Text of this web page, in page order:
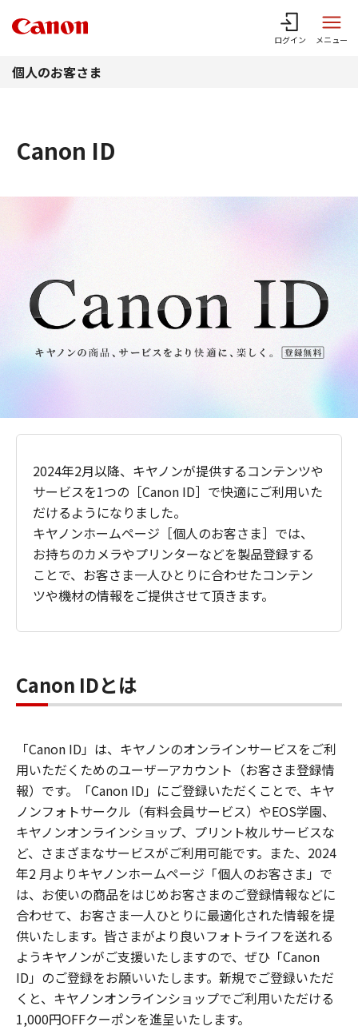
ログイン メニュー
個人のお客さま
Canon ID
2024年2月以降、キヤノンが提供するコンテンツや
サービスを1つの［Canon ID］で快適にご利用いた
だけるようになりました。
キヤノンホームページ［個人のお客さま］では、
お持ちのカメラやプリンターなどを製品登録する
ことで、お客さま一人ひとりに合わせたコンテン
ツや機材の情報をご提供させて頂きます。
Canon IDとは
「Canon ID」は、キヤノンのオンラインサービスをご利
用いただくためのユーザーアカウント（お客さま登録情
報）です。「Canon ID」にご登録いただくことで、キヤ
ノンフォトサークル（有料会員サービス）やEOS学園、
キヤノンオンラインショップ、プリント枚ルサービスな
ど、さまざまなサービスがご利用可能です。また、2024
年2 月よりキヤノンホームページ「個人のお客さま」で
は、お使いの商品をはじめお客さまのご登録情報などに
合わせて、お客さま一人ひとりに最適化された情報を提
供いたします。皆さまがより良いフォトライフを送れる
ようキヤノンがご支援いたしますので、ぜひ「Canon
ID」のご登録をお願いいたします。新規でご登録いただ
くと、キヤノンオンラインショップでご利用いただける
1,000円OFFクーポンを進呈いたします。